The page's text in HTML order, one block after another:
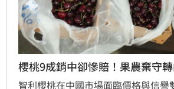
櫻桃9成銷中卻慘賠！果農棄守
智利櫻桃在中國市場面臨價格與信譽